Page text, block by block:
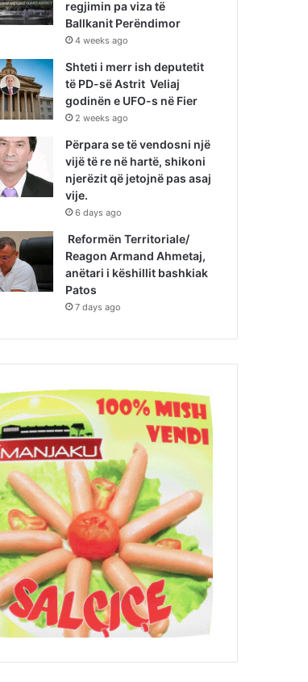
regjimin pa viza të
Ballkanit Perëndimor
4 weeks ago
Shteti i merr ish deputetit
të PD-së Astrit Veliaj
godinën e UFO-s në Fier
2 weeks ago
Përpara se të vendosni një
vijë të re në hartë, shikoni
njerëzit që jetojnë pas asaj
vije.
6 days ago
Reformën Territoriale/
Reagon Armand Ahmetaj,
anëtari i këshillit bashkiak
Patos
7 days ago